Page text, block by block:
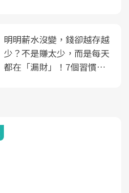
明明薪水沒變，錢卻越存越
少？不是賺太少，而是每天
都在「漏財」！7個習慣一